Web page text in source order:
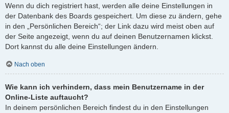
Wenn du dich registriert hast, werden alle deine Einstellungen in
der Datenbank des Boards gespeichert. Um diese zu ändern, gehe
in den „Persönlichen Bereich“; der Link dazu wird meist oben auf
der Seite angezeigt, wenn du auf deinen Benutzernamen klickst.
Dort kannst du alle deine Einstellungen ändern.
Nach oben
Wie kann ich verhindern, dass mein Benutzername in der
Online-Liste auftaucht?
In deinem persönlichen Bereich findest du in den Einstellungen